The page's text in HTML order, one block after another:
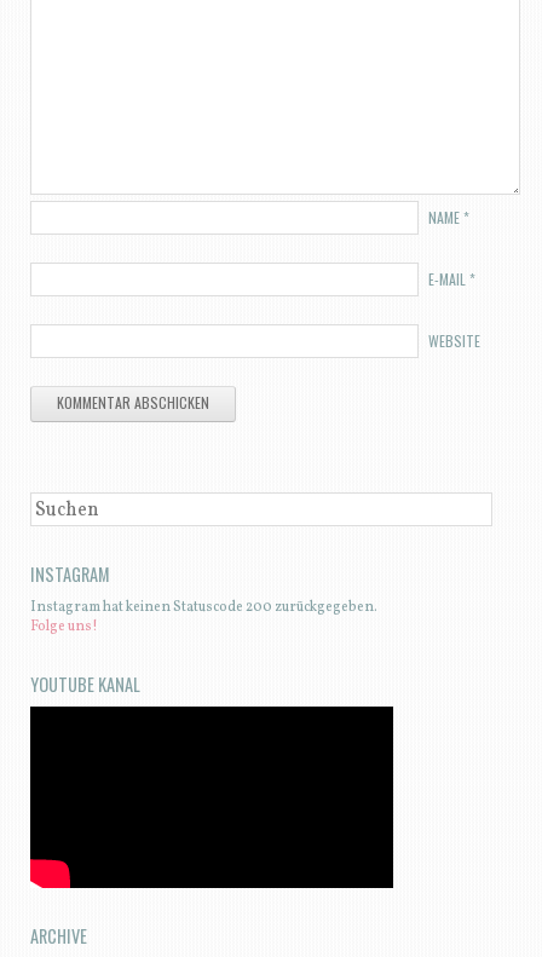
NAME*
E-MAIL *
WEBSITE
SUCHEN
INSTAGRAM
Instagram hat keinen Statuscode 200 zurückgegeben.
Folge uns!
YOUTUBE KANAL
ARCHIVE